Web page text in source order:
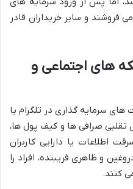
فروشند و سایر خریداران قادر
های اجتماعی و
سرمایه گذاری در تلگرام یا
تقلبی صرافی ها و کیف پول ها،
اطلاعات یا دارایی کاربران
و ظاهری فریبنده، افراد را
کنند.